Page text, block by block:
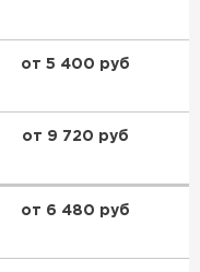
от 5 400 руб
от 9 720 руб
от 6 480 руб